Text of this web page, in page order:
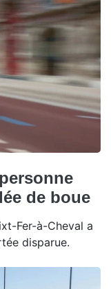
de boue
Fer-à-Cheval a
disparue.